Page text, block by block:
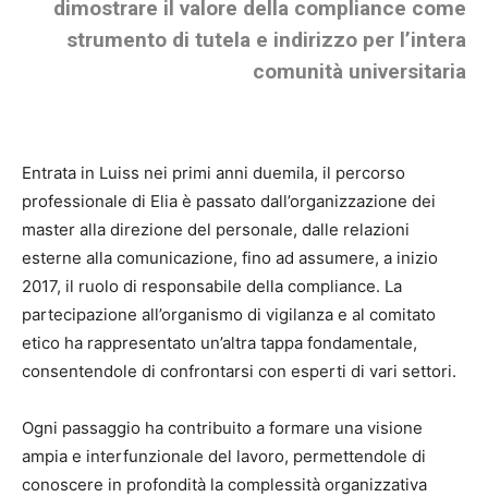
dimostrare il valore della compliance come
strumento di tutela e indirizzo per l’intera
comunità universitaria
Entrata in Luiss nei primi anni duemila, il percorso
professionale di Elia è passato dall’organizzazione dei
master alla direzione del personale, dalle relazioni
esterne alla comunicazione, fino ad assumere, a inizio
2017, il ruolo di responsabile della compliance. La
partecipazione all’organismo di vigilanza e al comitato
etico ha rappresentato un’altra tappa fondamentale,
consentendole di confrontarsi con esperti di vari settori.
Ogni passaggio ha contribuito a formare una visione
ampia e interfunzionale del lavoro, permettendole di
conoscere in profondità la complessità organizzativa